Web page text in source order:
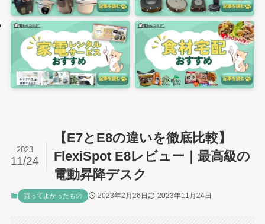
【E7とE8の違いを徹底比較】
FlexiSpot E8レビュー｜最高級の
電動昇降デスク
2023
11/24
買ってよかったもの 2023年2月26日 2023年11月24日